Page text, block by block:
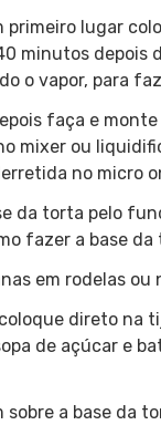
primeiro lugar
minutos depois
o vapor, para
faça e
mixer ou
no micro
da torta pelo
fazer a base
em rodelas
direto na
de açúcar e
sobre a base da